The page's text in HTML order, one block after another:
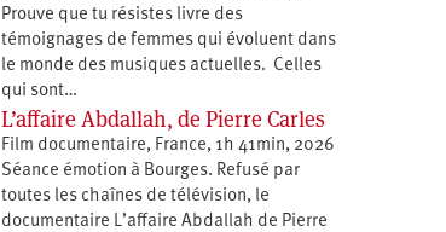
Prouve que tu résistes livre des
témoignages de femmes qui évoluent dans
le monde des musiques actuelles. Celles
qui sont…
L’affaire Abdallah, de Pierre Carles
Film documentaire, France, 1h 41min, 2026
Séance émotion à Bourges. Refusé par
toutes les chaînes de télévision, le
documentaire L’affaire Abdallah de Pierre